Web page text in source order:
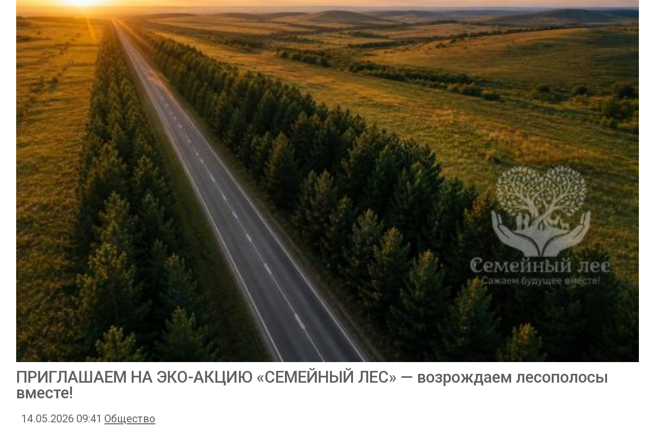
ПРИГЛАШАЕМ НА ЭКО-АКЦИЮ «СЕМЕЙНЫЙ ЛЕС» — возрождаем лесополосы
вместе!
14.05.2026 09:41 Общество